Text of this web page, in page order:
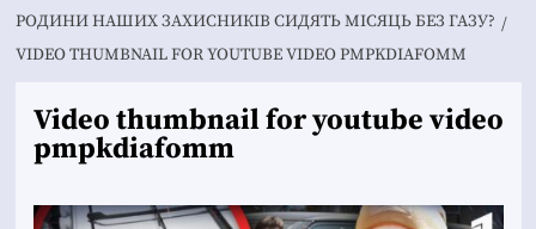
РОДИНИ НАШИХ ЗАХИСНИКІВ СИДЯТЬ МІСЯЦЬ БЕЗ ГАЗУ?
VIDEO THUMBNAIL FOR YOUTUBE VIDEO PMPKDIAFOMM
Video thumbnail for youtube video
pmpkdiafomm